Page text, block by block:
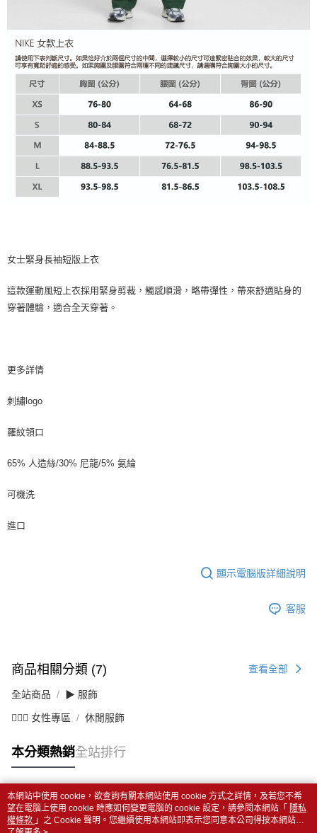
女士緊身長袖短版上衣
這款運動風短上衣採用緊身剪裁，觸感順滑，略帶彈性，帶來舒適貼身的
穿著體驗，適合全天穿著。
更多詳情
刺繡logo
羅紋領口
65% 人造絲/30% 尼龍/5% 氨綸
可機洗
進口
顯示電腦版詳細說明
客服
商品相關分類 (7) 查看全部
全站商品 ▶ 服飾
💁🏻‍♀️ 女性專區 休閒服飾
本分類熱銷全站排行
熱門標籤
本網站中使用 cookie，欲查詢有關本網站使用 cookie 方式之詳情，及若您不希
望在電腦上使用 cookie 時應如何變更電腦的 cookie 設定，請參閱本網站「 隱私
權條款 」之 Cookie 聲明。您繼續使用本網站即表示您同意本公司得按本網站使